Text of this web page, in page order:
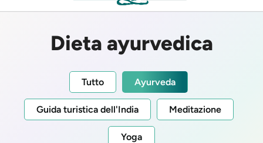
Dieta ayurvedica
Tutto Ayurveda
Guida turistica dell'India Meditazione
Yoga